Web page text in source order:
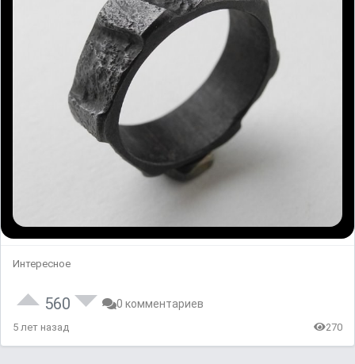
Интересное
560 0 комментариев
5 лет назад 270